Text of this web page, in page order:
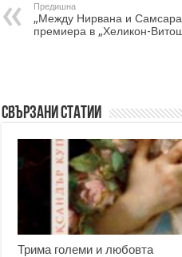
Предишна
„Между Нирвана и
премиера в „Хеликон-
Свързани статии
Трима големи и любовта